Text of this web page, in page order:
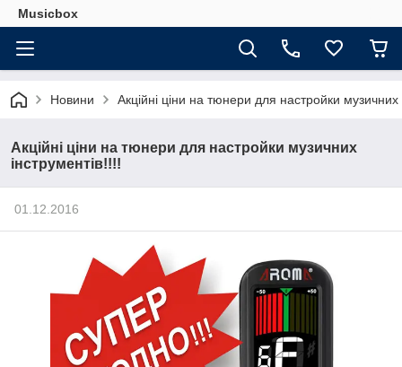
Musicbox
Новини Акційні ціни на тюнери для настройки музичних
Акційні ціни на тюнери для настройки музичних
інструментів!!!!
01.12.2016